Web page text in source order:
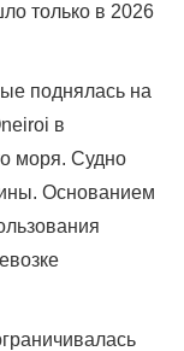
только в 2026
поднялась на
в
моря. Судно
Основанием